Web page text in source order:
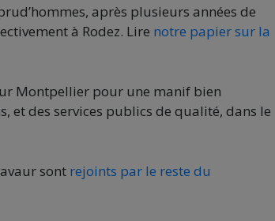
après plusieurs années de
à Rodez. Lire notre papier sur la
Montpellier pour une manif bien
et des services publics de qualité, dans le
sont rejoints par le reste du